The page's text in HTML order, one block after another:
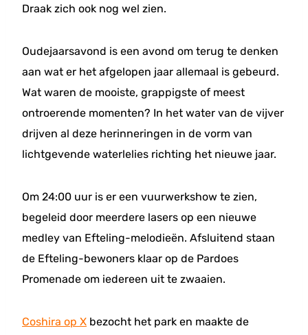
Draak zich ook nog wel zien.
Oudejaarsavond is een avond om terug te denken
aan wat er het afgelopen jaar allemaal is gebeurd.
Wat waren de mooiste, grappigste of meest
ontroerende momenten? In het water van de vijver
drijven al deze herinneringen in de vorm van
lichtgevende waterlelies richting het nieuwe jaar.
Om 24:00 uur is er een vuurwerkshow te zien,
begeleid door meerdere lasers op een nieuwe
medley van Efteling-melodieën. Afsluitend staan
de Efteling-bewoners klaar op de Pardoes
Promenade om iedereen uit te zwaaien.
Coshira op X bezocht het park en maakte de